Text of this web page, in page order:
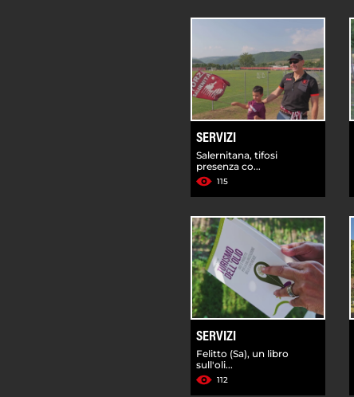
SERVIZI
Salernitana, tifosi
presenza co...
115
SERVIZI
Felitto (Sa), un libro
sull'oli...
112